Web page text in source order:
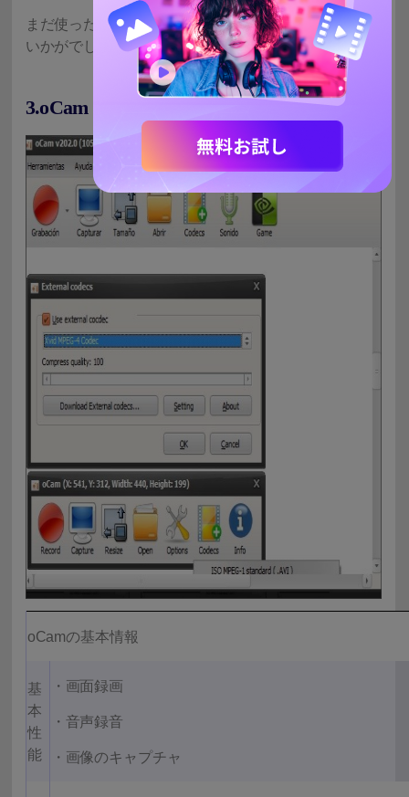
まだ使ったことがない方は、無料版で体験してみては
いかがでしょうか。
3.oCam
oCamの基本情報
基
本
性
能
・画面録画
・音声録音
・画像のキャプチャ